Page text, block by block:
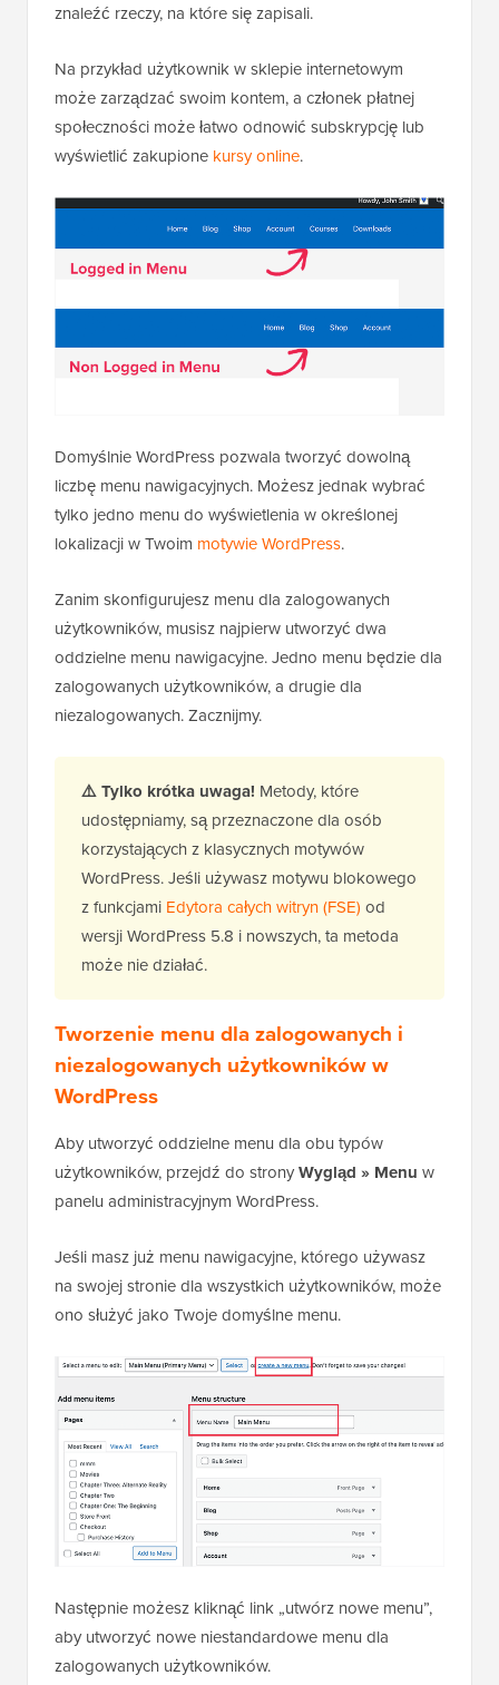
znaleźć rzeczy, na które się zapisali.
Na przykład użytkownik w sklepie internetowym
może zarządzać swoim kontem, a członek płatnej
społeczności może łatwo odnowić subskrypcję lub
wyświetlić zakupione kursy online.
Domyślnie WordPress pozwala tworzyć dowolną
liczbę menu nawigacyjnych. Możesz jednak wybrać
tylko jedno menu do wyświetlenia w określonej
lokalizacji w Twoim motywie WordPress.
Zanim skonfigurujesz menu dla zalogowanych
użytkowników, musisz najpierw utworzyć dwa
oddzielne menu nawigacyjne. Jedno menu będzie dla
zalogowanych użytkowników, a drugie dla
niezalogowanych. Zacznijmy.
⚠️Tylko krótka uwaga! Metody, które
udostępniamy, są przeznaczone dla osób
korzystających z klasycznych motywów
WordPress. Jeśli używasz motywu blokowego
z funkcjami Edytora całych witryn (FSE) od
wersji WordPress 5.8 i nowszych, ta metoda
może nie działać.
Tworzenie menu dla zalogowanych i
niezalogowanych użytkowników w
WordPress
Aby utworzyć oddzielne menu dla obu typów
użytkowników, przejdź do stronyWygląd » Menu w
panelu administracyjnym WordPress.
Jeśli masz już menu nawigacyjne, którego używasz
na swojej stronie dla wszystkich użytkowników, może
ono służyć jako Twoje domyślne menu.
Następnie możesz kliknąć link „utwórz nowe menu”,
aby utworzyć nowe niestandardowe menu dla
zalogowanych użytkowników.